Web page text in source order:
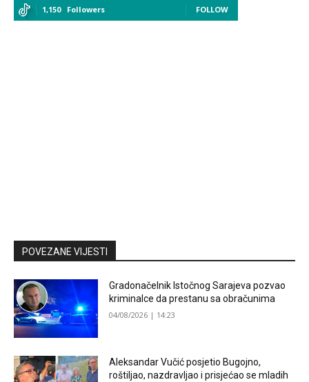
1,150 Followers FOLLOW
POVEZANE VIJESTI
Gradonačelnik Istočnog Sarajeva pozvao
kriminalce da prestanu sa obračunima
04/08/2026 | 14:23
Aleksandar Vučić posjetio Bugojno,
roštiljao, nazdravljao i prisjećao se mladih